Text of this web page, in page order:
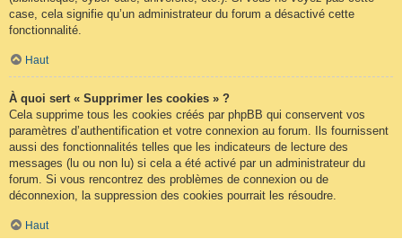
case, cela signifie qu’un administrateur du forum a désactivé cette
fonctionnalité.
Haut
À quoi sert « Supprimer les cookies » ?
Cela supprime tous les cookies créés par phpBB qui conservent vos
paramètres d’authentification et votre connexion au forum. Ils fournissent
aussi des fonctionnalités telles que les indicateurs de lecture des
messages (lu ou non lu) si cela a été activé par un administrateur du
forum. Si vous rencontrez des problèmes de connexion ou de
déconnexion, la suppression des cookies pourrait les résoudre.
Haut